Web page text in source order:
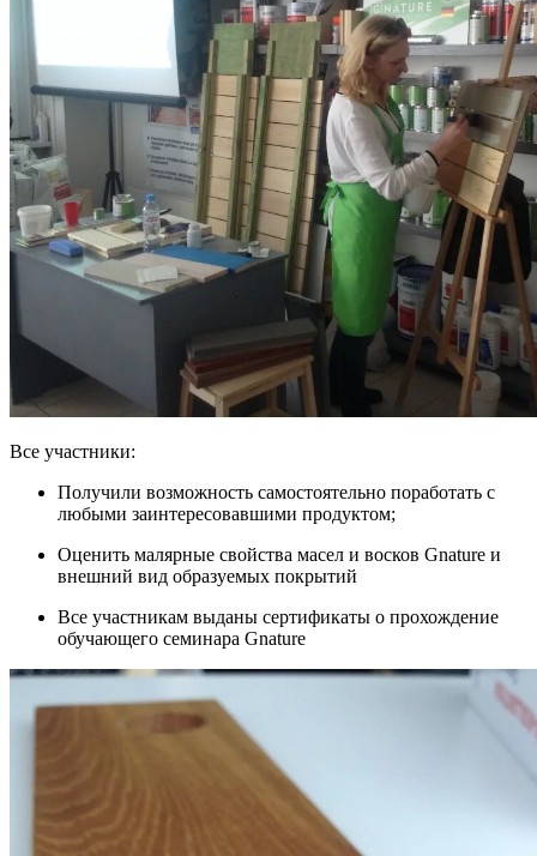
Все участники:
Получили возможность самостоятельно поработать с
любыми заинтересовавшими продуктом;
Оценить малярные свойства масел и восков Gnature и
внешний вид образуемых покрытий
Все участникам выданы сертификаты о прохождение
обучающего семинара Gnature